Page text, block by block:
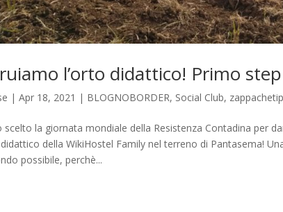
l’orto didattico! Primo
|Apr 18, 2021 | BLOGNOBORDER, Social Club,
scelto la giornata mondiale della Resistenza Contadina per
didattico della WikiHostel Family nel terreno di Pantasema!
possibile, perchè...